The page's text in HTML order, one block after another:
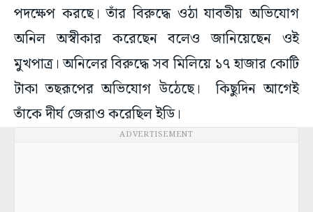
পদক্ষেপ করছে। তাঁর বিরুদ্ধে ওঠা যাবতীয় অভিযোগ
অনিল অস্বীকার করেছেন বলেও জানিয়েছেন ওই
মুখপাত্র। অনিলের বিরুদ্ধে সব মিলিয়ে ১৭ হাজার কোটি
টাকা তছরূপের অভিযোগ উঠেছে। কিছুদিন আগেই
তাঁকে দীর্ঘ জেরাও করেছিল ইডি।
ADVERTISEMENT